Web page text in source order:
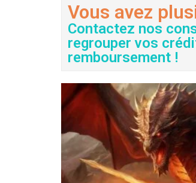
Vous avez
Contactez nos
regrouper vos
remboursement !